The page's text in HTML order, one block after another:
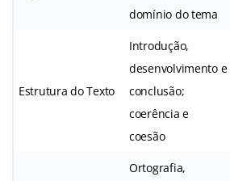
domínio do tema
Estrutura do Texto
Introdução,
desenvolvimento e
conclusão;
coerência e
coesão
Ortografia,